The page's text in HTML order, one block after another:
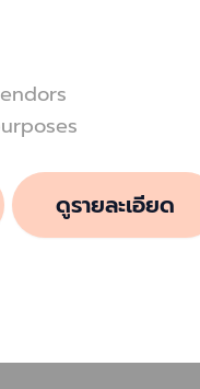
ดูรายละเอียด